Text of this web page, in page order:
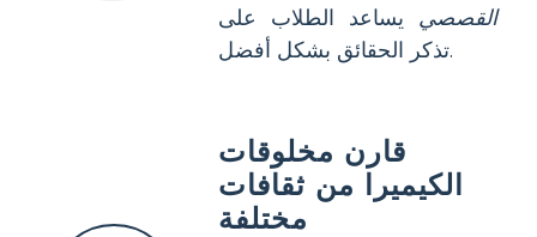
القصصي يساعد الطلاب على
تذكر الحقائق بشكل أفضل.
قارن مخلوقات
الكيميرا من ثقافات
مختلفة